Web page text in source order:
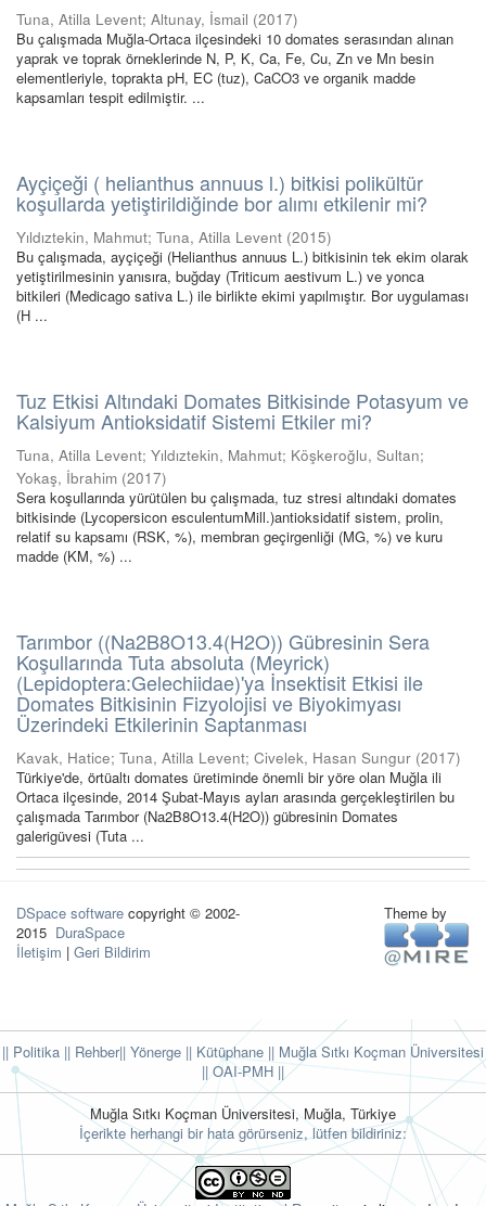
Tuna, Atilla Levent; Altunay, İsmail (2017)
Bu çalışmada Muğla-Ortaca ilçesindeki 10 domates serasından alınan
yaprak ve toprak örneklerinde N, P, K, Ca, Fe, Cu, Zn ve Mn besin
elementleriyle, toprakta pH, EC (tuz), CaCO3 ve organik madde
kapsamları tespit edilmiştir. ...
Ayçiçeği ( helianthus annuus l.) bitkisi polikültür
koşullarda yetiştirildiğinde bor alımı etkilenir mi?
Yıldıztekin, Mahmut; Tuna, Atilla Levent (2015)
Bu çalışmada, ayçiçeği (Helianthus annuus L.) bitkisinin tek ekim olarak
yetiştirilmesinin yanısıra, buğday (Triticum aestivum L.) ve yonca
bitkileri (Medicago sativa L.) ile birlikte ekimi yapılmıştır. Bor uygulaması
(H ...
Tuz Etkisi Altındaki Domates Bitkisinde Potasyum ve
Kalsiyum Antioksidatif Sistemi Etkiler mi?
Tuna, Atilla Levent; Yıldıztekin, Mahmut; Köşkeroğlu, Sultan;
Yokaş, İbrahim (2017)
Sera koşullarında yürütülen bu çalışmada, tuz stresi altındaki domates
bitkisinde (Lycopersicon esculentumMill.)antioksidatif sistem, prolin,
relatif su kapsamı (RSK, %), membran geçirgenliği (MG, %) ve kuru
madde (KM, %) ...
Tarımbor ((Na2B8O13.4(H2O)) Gübresinin Sera
Koşullarında Tuta absoluta (Meyrick)
(Lepidoptera:Gelechiidae)'ya İnsektisit Etkisi ile
Domates Bitkisinin Fizyolojisi ve Biyokimyası
Üzerindeki Etkilerinin Saptanması
Kavak, Hatice; Tuna, Atilla Levent; Civelek, Hasan Sungur (2017)
Türkiye'de, örtüaltı domates üretiminde önemli bir yöre olan Muğla ili
Ortaca ilçesinde, 2014 Şubat-Mayıs ayları arasında gerçekleştirilen bu
çalışmada Tarımbor (Na2B8O13.4(H2O)) gübresinin Domates
galerigüvesi (Tuta ...
DSpace software copyright © 2002-
2015 DuraSpace
İletişim | Geri Bildirim
Theme by
|| Politika || Rehber|| Yönerge || Kütüphane || Muğla Sıtkı Koçman Üniversitesi
||OAI-PMH ||
Muğla Sıtkı Koçman Üniversitesi, Muğla, Türkiye
İçerikte herhangi bir hata görürseniz, lütfen bildiriniz: